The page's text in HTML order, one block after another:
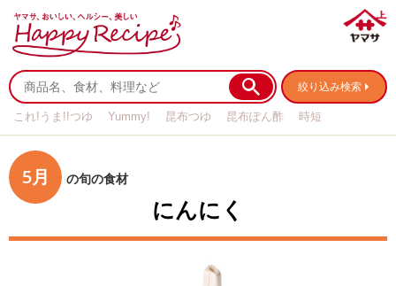
絞り込み検索
これ!うま!!つゆ Yummy! 昆布つゆ 昆布ぽん酢
時短
5月 の旬の食材
にんにく